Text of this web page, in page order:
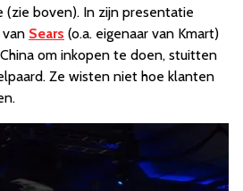
(zie boven). In zijn presentatie
van Sears (o.a. eigenaar van Kmart)
om inkopen te doen, stuitten
Ze wisten niet hoe klanten